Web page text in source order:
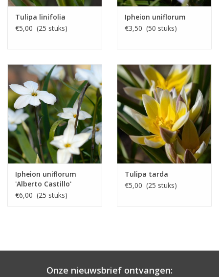
Tulipa linifolia
€5,00 (25 stuks)
Ipheion uniflorum
€3,50 (50 stuks)
Ipheion uniflorum
'Alberto Castillo'
€6,00 (25 stuks)
Tulipa tarda
€5,00 (25 stuks)
Onze nieuwsbrief ontvangen: